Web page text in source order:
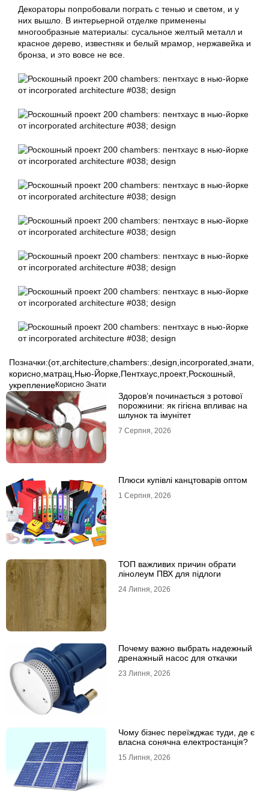
Декораторы попробовали пограть с тенью и светом, и у
них вышло. В интерьерной отделке применены
многообразные материалы: сусальное желтый металл и
красное дерево, известняк и белый мрамор, нержавейка и
бронза, и это вовсе не все.
Позначки:(от,architecture chambers: design incorporated знати
корисно матрац Нью-Йорке Пентхаус проект, Роскошный
укреплениеКорисно Знати
Здоров’я починається з ротової
порожнини: як гігієна впливає на
шлунок та імунітет
7 Серпня, 2026
Плюси купівлі канцтоварів оптом
1 Серпня, 2026
ТОП важливих причин обрати
лінолеум ПВХ для підлоги
24 Липня, 2026
Почему важно выбрать надежный
дренажный насос для откачки
23 Липня, 2026
Чому бізнес переїжджає туди, де є
власна сонячна електростанція?
15 Липня, 2026